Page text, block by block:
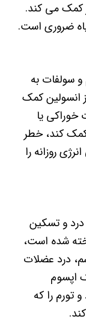
سولفات به
انسولین کمک
یا
کند، خطر
روزانه را
و تسکین
شده است،
درد عضلات
تورم را که
دارد؟
و نمکی
دهید